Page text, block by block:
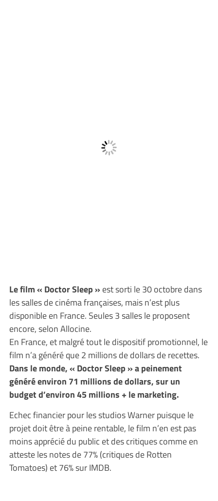
Le film « Doctor Sleep » est sorti le 30 octobre dans
les salles de cinéma françaises, mais n’est plus
disponible en France. Seules 3 salles le proposent
encore, selon Allocine.
En France, et malgré tout le dispositif promotionnel, le
film n’a généré que 2 millions de dollars de recettes.
Dans le monde, « Doctor Sleep » a peinement
généré environ 71 millions de dollars, sur un
budget d’environ 45 millions + le marketing.
Echec financier pour les studios Warner puisque le
projet doit être à peine rentable, le film n’en est pas
moins apprécié du public et des critiques comme en
atteste les notes de 77% (critiques de Rotten
Tomatoes) et 76% sur IMDB.